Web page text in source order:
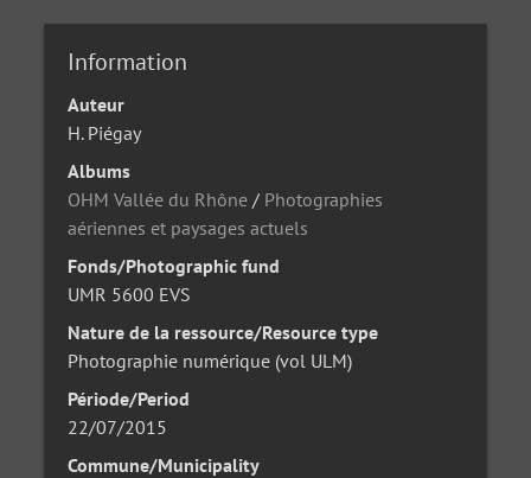
Information
Auteur
H. Piégay
Albums
OHM Vallée du Rhône / Photographies
aériennes et paysages actuels
Fonds/Photographic fund
UMR 5600 EVS
Nature de la ressource/Resource type
Photographie numérique (vol ULM)
Période/Period
22/07/2015
Commune/Municipality